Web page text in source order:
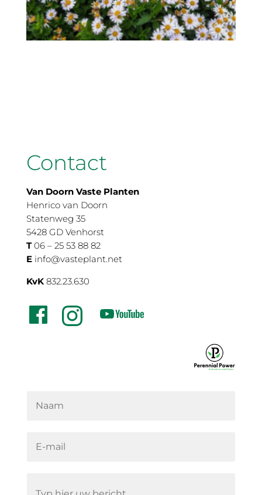
Contact
Van Doorn Vaste Planten
Henrico van Doorn
Statenweg 35
5428 GD Venhorst
T 06 – 25 53 88 82
E info@vasteplant.net
KvK832.23.630